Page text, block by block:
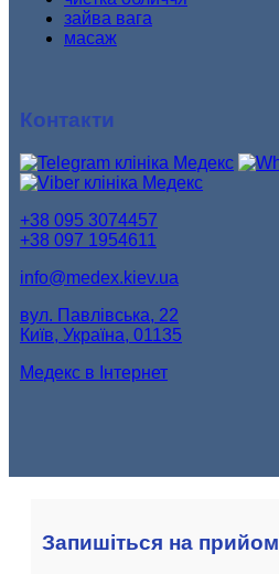
зайва вага
масаж
Контакти
+38 095 3074457
+38 097 1954611
info@medex.kiev.ua
вул. Павлівська, 22
Київ, Україна, 01135
Медекс в Інтернет
Запишіться на прийом